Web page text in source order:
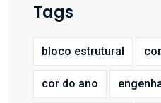
Tags
bloco estrutural
cor do ano